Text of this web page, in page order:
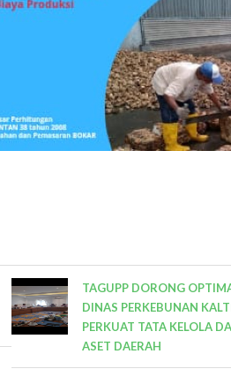
TAGUPP DORONG
DINAS PERKEBUNAN
PERKUAT TATA KELOLA
ASET DAERAH